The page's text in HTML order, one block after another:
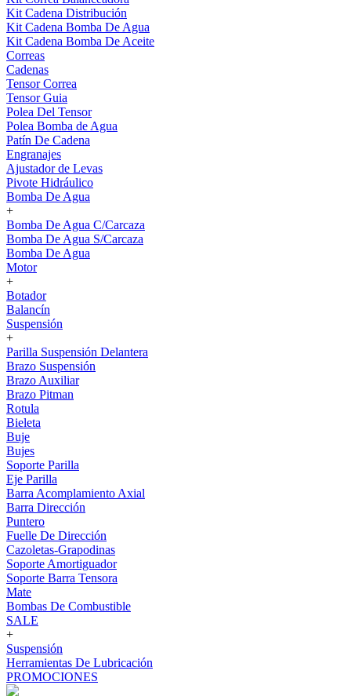
Kit Cadena Distribución
Kit Cadena Bomba De Agua
Kit Cadena Bomba De Aceite
Correas
Cadenas
Tensor Correa
Tensor Guia
Polea Del Tensor
Polea Bomba de Agua
Patín De Cadena
Engranajes
Ajustador de Levas
Pivote Hidráulico
Bomba De Agua
+
Bomba De Agua C/Carcaza
Bomba De Agua S/Carcaza
Bomba De Agua
Motor
+
Botador
Balancín
Suspensión
+
Parilla Suspensión Delantera
Brazo Suspensión
Brazo Auxiliar
Brazo Pitman
Rotula
Bieleta
Buje
Bujes
Soporte Parilla
Eje Parilla
Barra Acomplamiento Axial
Barra Dirección
Puntero
Fuelle De Dirección
Cazoletas-Grapodinas
Soporte Amortiguador
Soporte Barra Tensora
Mate
Bombas De Combustible
SALE
+
Suspensión
Herramientas De Lubricación
PROMOCIONES